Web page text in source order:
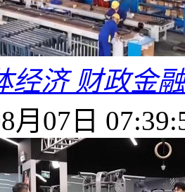
经济 财政金
月07日